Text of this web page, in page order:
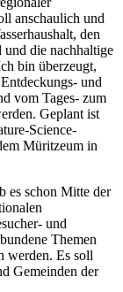
anschaulich und
den
die nachhaltige
bin überzeugt,
und
vom Tages- zum
Geplant ist
Science-
Müritzeum in
es schon Mitte der
und
Themen
werden. Es soll
Gemeinden der